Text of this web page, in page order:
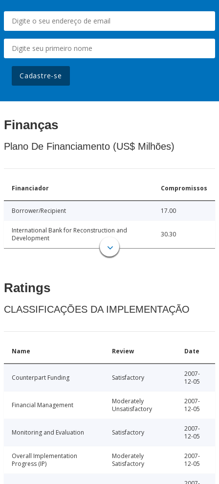
Cadastre-se
Finanças
Plano De Financiamento (US$ Milhões)
Financiador Compromissos
Borrower/Recipient 17.00
International Bank for Reconstruction and
Development
30.30
Ratings
CLASSIFICAÇÕES DA IMPLEMENTAÇÃO
Name Review Date
Counterpart Funding Satisfactory
2007-
12-05
Financial Management
Moderately
Unsatisfactory
2007-
12-05
Monitoring and Evaluation Satisfactory
2007-
12-05
Overall Implementation
Progress (IP)
Moderately
Satisfactory
2007-
12-05